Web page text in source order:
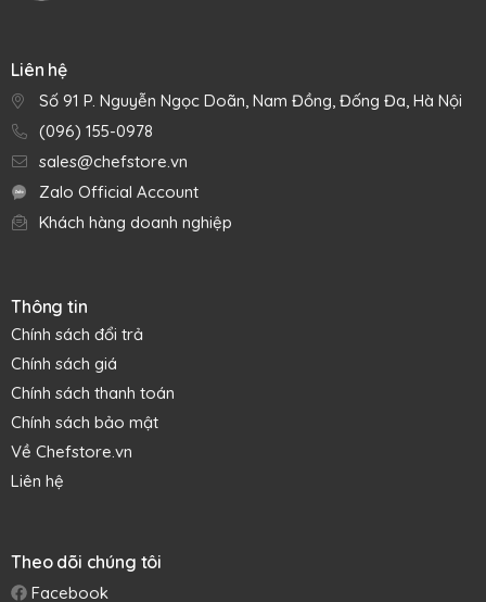
Liên hệ
Số 91 P. Nguyễn Ngọc Doãn, Nam Đồng, Đống Đa, Hà Nội
(096) 155-0978
sales@chefstore.vn
Zalo Official Account
Khách hàng doanh nghiệp
Thông tin
Chính sách đổi trả
Chính sách giá
Chính sách thanh toán
Chính sách bảo mật
Về Chefstore.vn
Liên hệ
Theo dõi chúng tôi
Facebook